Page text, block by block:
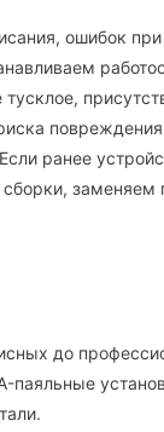
ошибок
тусклое,
Если ранее
до
паяльные